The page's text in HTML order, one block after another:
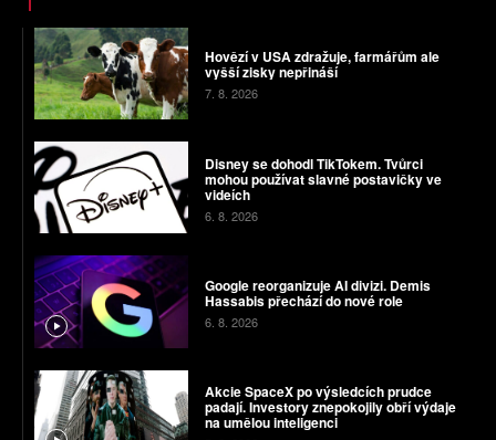
Hovězí v USA zdražuje, farmářům ale
vyšší zisky nepřináší
7. 8. 2026
Disney se dohodl TikTokem. Tvůrci
mohou používat slavné postavičky ve
videích
6. 8. 2026
Google reorganizuje AI divizi. Demis
Hassabis přechází do nové role
6. 8. 2026
Akcie SpaceX po výsledcích prudce
padají. Investory znepokojily obří výdaje
na umělou inteligenci